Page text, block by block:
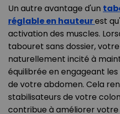
Un autre avantage d'un
réglable en hauteurest
activation des muscles.
tabouret sans dossier,
naturellement incité à
équilibrée en engageant
de votre abdomen. Cela
stabilisateurs de votre
contribue à améliorer votre